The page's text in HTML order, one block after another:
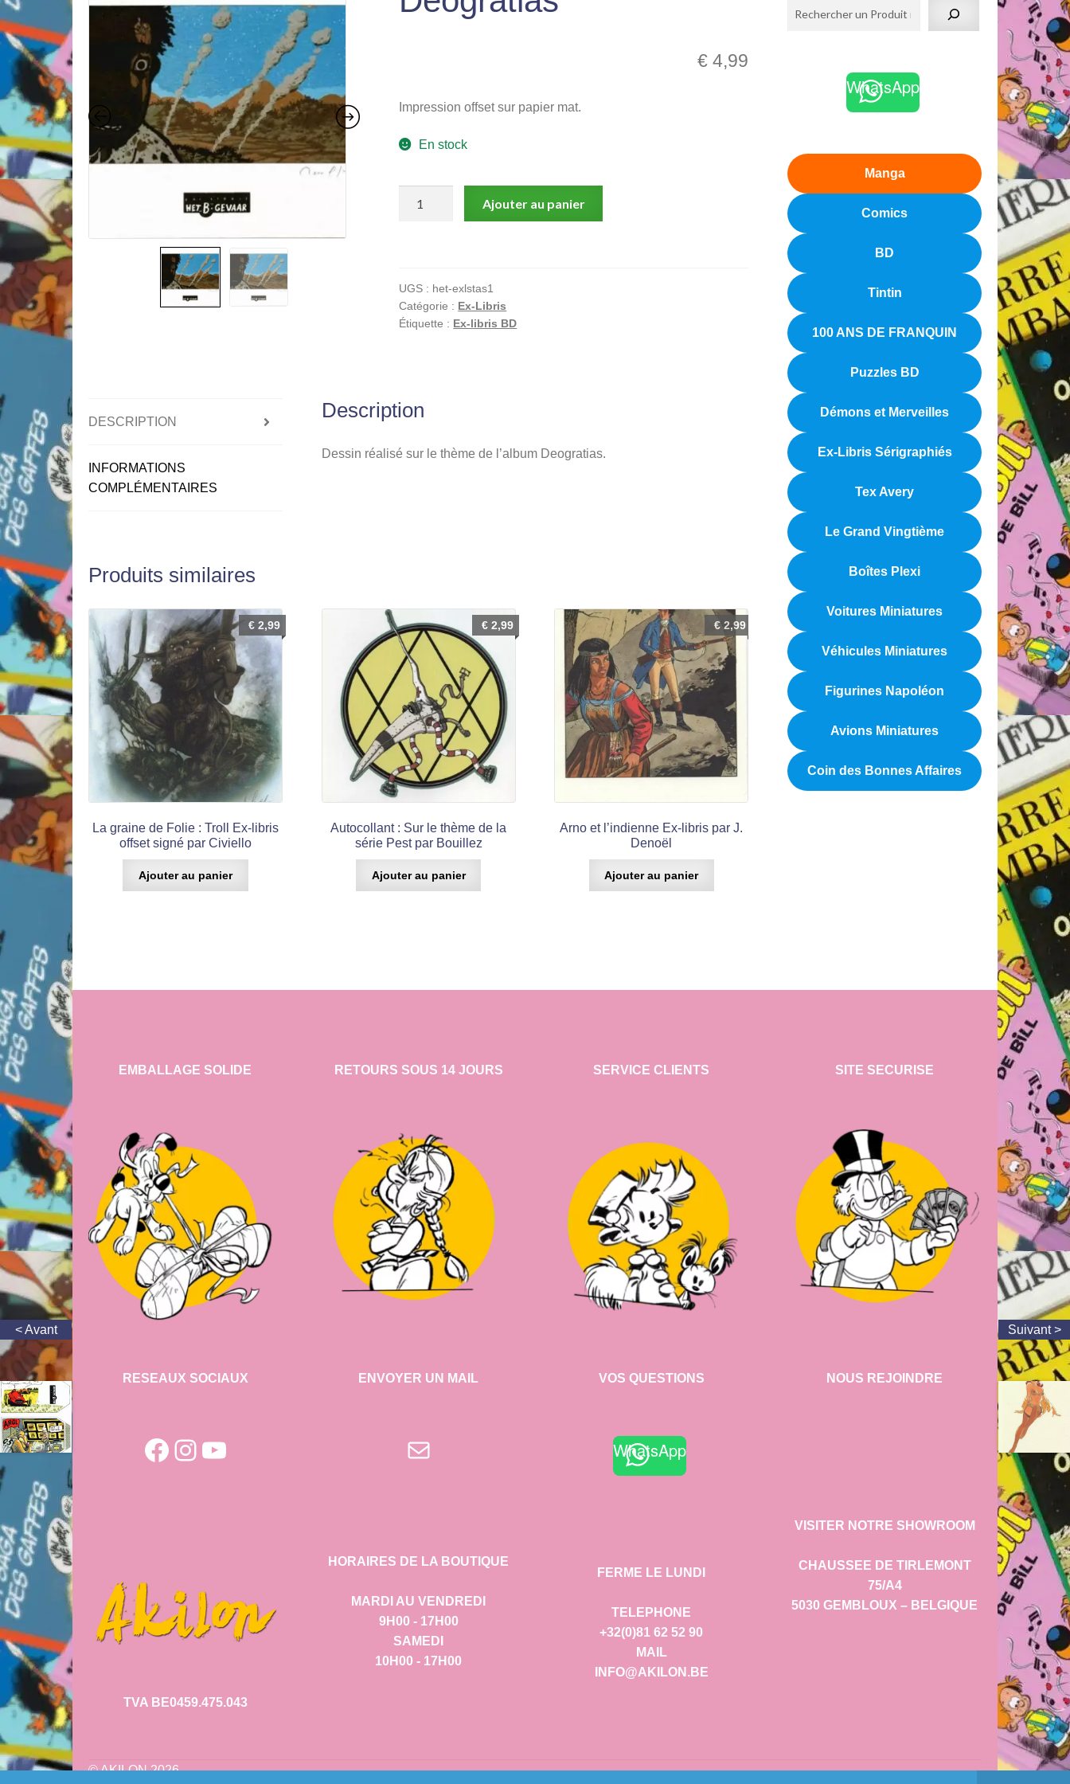
€ 4,99
Impression offset sur papier mat.
En stock
Ajouter au panier
UGS : het-exlstas1
Catégorie : Ex-Libris
Étiquette : Ex-libris BD
DESCRIPTION
INFORMATIONS
COMPLÉMENTAIRES
Description
Dessin réalisé sur le thème de l’album Deogratias.
Produits similaires
La graine de Folie : Troll Ex-libris
offset signé par Civiello
€2,99
Ajouter au panier
Autocollant : Sur le thème de la
série Pest par Bouillez
€2,99
Ajouter au panier
Arno et l’indienne Ex-libris par J.
Denoël
€ 2,99
Ajouter au panier
WhatsApp
Manga
Comics
BD
Tintin
100 ANS DE FRANQUIN
Puzzles BD
Démons et Merveilles
Ex-Libris Sérigraphiés
Tex Avery
Le Grand Vingtième
Boîtes Plexi
Voitures Miniatures
Véhicules Miniatures
Figurines Napoléon
Avions Miniatures
Coin des Bonnes Affaires
EMBALLAGE SOLIDE
RESEAUX SOCIAUX
Facebook
Instagram
YouTube
TVA BE0459.475.043
RETOURS SOUS 14 JOURS
ENVOYER UN MAIL
E-mail
HORAIRES DE LA BOUTIQUE
MARDI AU VENDREDI
9H00 - 17H00
SAMEDI
10H00 - 17H00
SERVICE CLIENTS
VOS QUESTIONS
WhatsApp
FERME LE LUNDI
TELEPHONE
+32(0)81 62 52 90
MAIL
INFO@AKILON.BE
SITE SECURISE
NOUS REJOINDRE
VISITER NOTRE SHOWROOM
CHAUSSEE DE TIRLEMONT
75/A4
5030 GEMBLOUX – BELGIQUE
© AKILON 2026